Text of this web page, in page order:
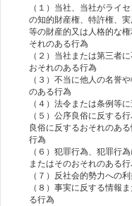
（１）当社、当社がライ
の知的財産権、特許権、
等の財産的⼜は⼈格的な
それのある⾏為
（２）当社または第三者
おそれのある⾏為
（３）不当に他⼈の名誉
のある⾏為
（４）法令または条例等
（５）公序良俗に反する
良俗に反するおそれのあ
⾏為
（６）犯罪⾏為、犯罪⾏
またはそのおそれのある
（７）反社会的勢⼒への
（８）事実に反する情報
る⾏為